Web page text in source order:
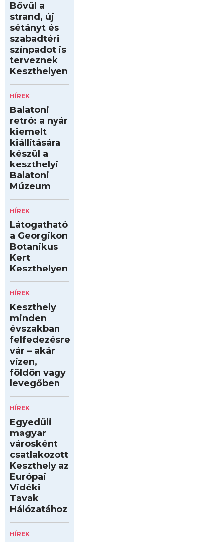
Bővül a
strand, új
sétányt és
szabadtéri
színpadot is
terveznek
Keszthelyen
HÍREK
Balatoni
retró: a nyár
kiemelt
kiállítására
készül a
keszthelyi
Balatoni
Múzeum
HÍREK
Látogatható
a Georgikon
Botanikus
Kert
Keszthelyen
HÍREK
Keszthely
minden
évszakban
felfedezésre
vár – akár
vízen,
földön vagy
levegőben
HÍREK
Egyedüli
magyar
városként
csatlakozott
Keszthely az
Európai
Vidéki
Tavak
Hálózatához
HÍREK